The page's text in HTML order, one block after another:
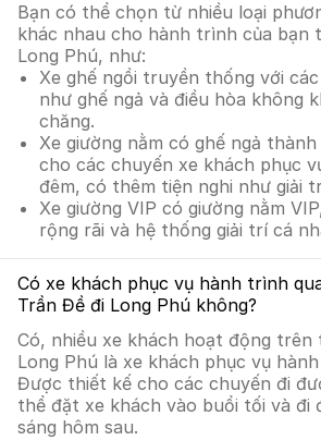
Bạn có thể chọn từ nhiều loại
khác nhau cho hành trình của bạn
Long Phú, như:
Xe ghế ngồi truyền thống với
như ghế ngả và điều hòa không
chăng.
Xe giường nằm có ghế ngả
cho các chuyến xe khách phục
đêm, có thêm tiện nghi như giải
Xe giường VIP có giường nằm
rộng rãi và hệ thống giải trí cá
Có xe khách phục vụ hành trình
Trần Đề đi Long Phú không?
Có, nhiều xe khách hoạt động trên
Long Phú là xe khách phục vụ
Được thiết kế cho các chuyến đi
thể đặt xe khách vào buổi tối và đi
sáng hôm sau.